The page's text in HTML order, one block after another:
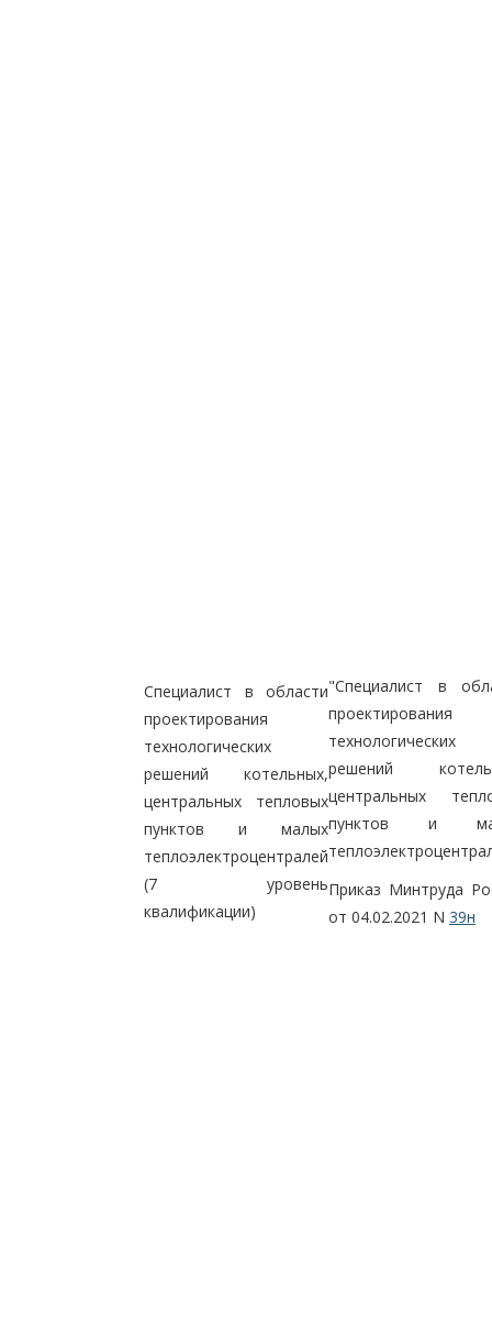
Специалист в области
проектирования
технологических
решений котельных,
центральных тепловых
пунктов и малых
теплоэлектроцентралей
(7 уровень
квалификации)
"Специалист в
проектирования
технологических
решений
центральных
пунктов и
Приказ Минтруда
от 04.02.2021 N 39н